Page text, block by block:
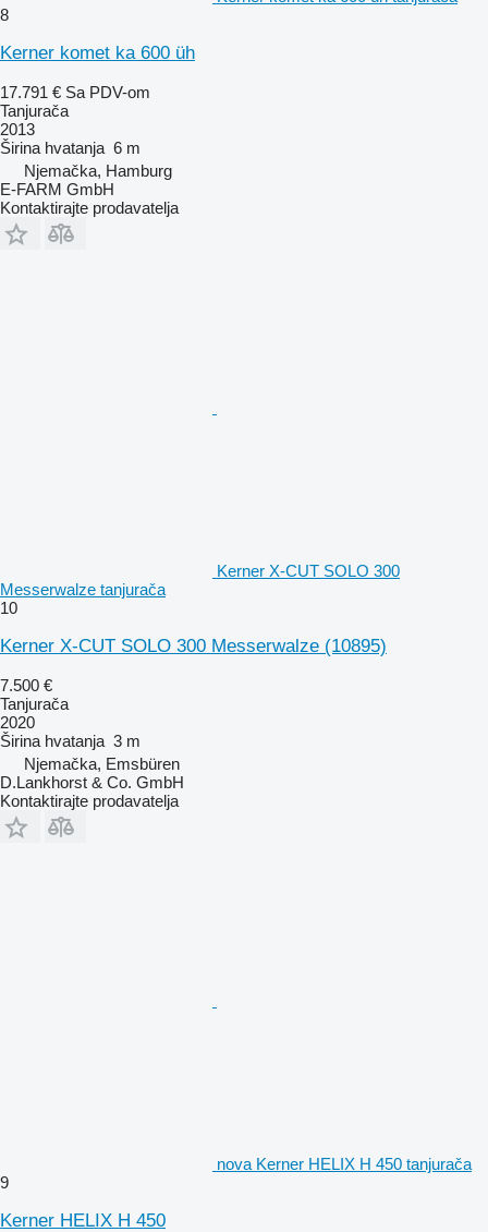
8
Kerner komet ka 600 üh
17.791 € Sa PDV-om
Tanjurača
2013
Širina hvatanja 6 m
Njemačka, Hamburg
E-FARM GmbH
Kontaktirajte prodavatelja
Kerner X-CUT SOLO 300
Messerwalze tanjurača
10
Kerner X-CUT SOLO 300 Messerwalze (10895)
7.500 €
Tanjurača
2020
Širina hvatanja 3 m
Njemačka, Emsbüren
D.Lankhorst & Co. GmbH
Kontaktirajte prodavatelja
nova Kerner HELIX H 450 tanjurača
9
Kerner HELIX H 450